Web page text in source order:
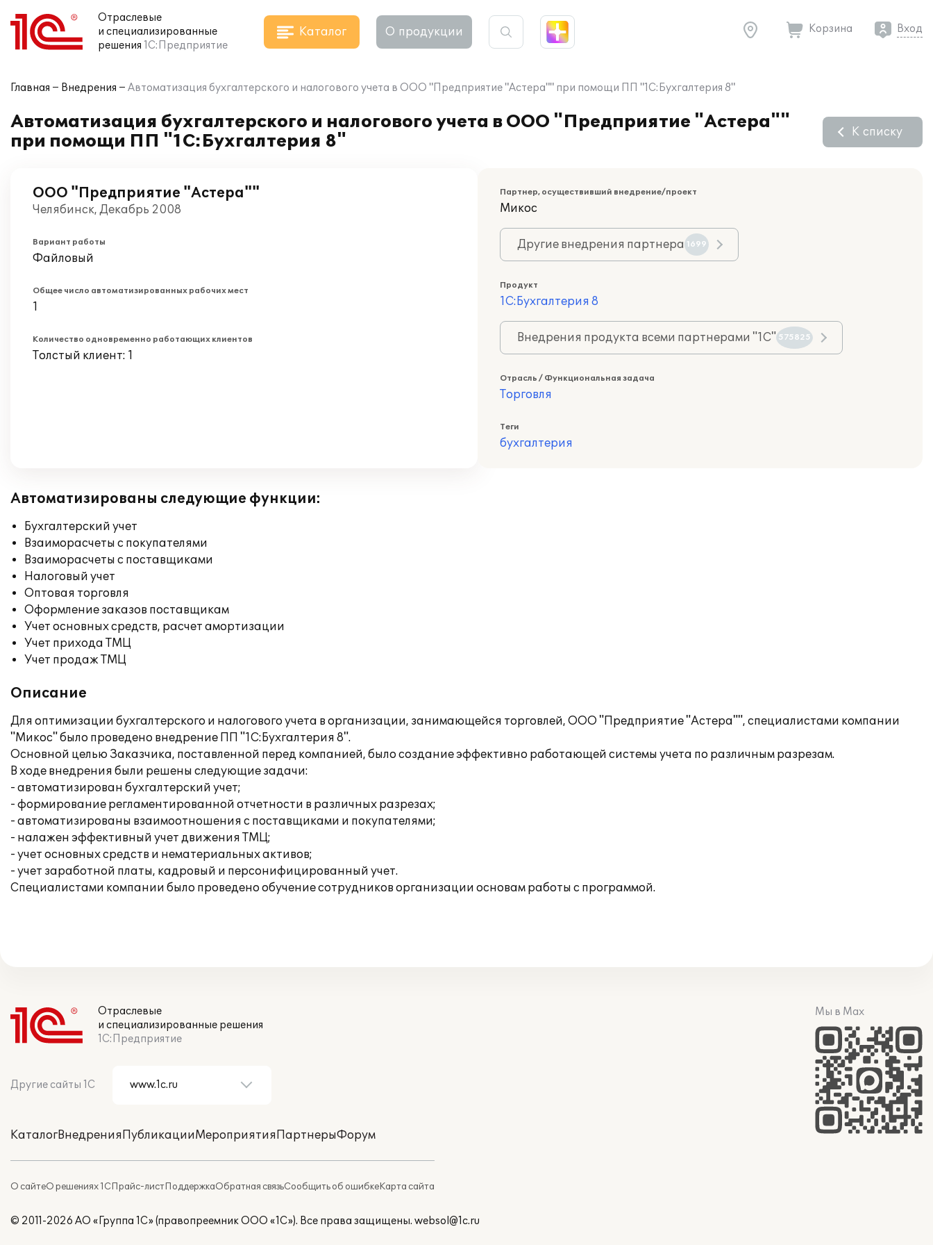
Отраслевые
и специализированные
решения 1С:Предприятие
Каталог О продукции Корзина Вход
Главная Внедрения Автоматизация бухгалтерского и налогового учета в ООО "Предприятие "Астера"" при помощи ПП "1С:Бухгалтерия 8"
Автоматизация бухгалтерского и налогового учета в ООО "Предприятие "Астера""
при помощи ПП "1С:Бухгалтерия 8"
К списку
ООО "Предприятие "Астера""
Челябинск, Декабрь 2008
Вариант работы
Файловый
Общее число автоматизированных рабочих мест
1
Количество одновременно работающих клиентов
Толстый клиент: 1
Партнер, осуществивший внедрение/проект
Микос
Другие внедрения партнера 1699
Продукт
1С:Бухгалтерия 8
Внедрения продукта всеми партнерами "1С" 575825
Отрасль / Функциональная задача
Торговля
Теги
бухгалтерия
Автоматизированы следующие функции:
Бухгалтерский учет
Взаиморасчеты с покупателями
Взаиморасчеты с поставщиками
Налоговый учет
Оптовая торговля
Оформление заказов поставщикам
Учет основных средств, расчет амортизации
Учет прихода ТМЦ
Учет продаж ТМЦ
Описание
Для оптимизации бухгалтерского и налогового учета в организации, занимающейся торговлей, ООО "Предприятие "Астера"", специалистами компании
"Микос" было проведено внедрение ПП "1С:Бухгалтерия 8".
Основной целью Заказчика, поставленной перед компанией, было создание эффективно работающей системы учета по различным разрезам.
В ходе внедрения были решены следующие задачи:
- автоматизирован бухгалтерский учет;
- формирование регламентированной отчетности в различных разрезах;
- автоматизированы взаимоотношения с поставщиками и покупателями;
- налажен эффективный учет движения ТМЦ;
- учет основных средств и нематериальных активов;
- учет заработной платы, кадровый и персонифицированный учет.
Специалистами компании было проведено обучение сотрудников организации основам работы с программой.
Отраслевые
и специализированные решения
1С:Предприятие
Другие сайты 1С
КаталогВнедренияПубликацииМероприятияПартнерыФорум
О сайтеО решениях 1СПрайс-листПоддержкаОбратная связьСообщить об ошибкеКарта сайта
Мы в Max
© 2011-2026 АО «Группа 1С» (правопреемник ООО «1С»). Все права защищены. websol@1c.ru